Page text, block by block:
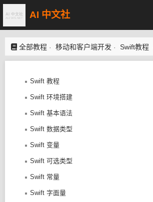
AI 中文社
全部教程 · 移动和客户端开发 · Swift教程
Swift 教程
Swift 环境搭建
Swift 基本语法
Swift 数据类型
Swift 变量
Swift 可选类型
Swift 常量
Swift 字面量